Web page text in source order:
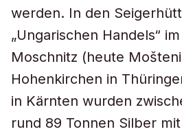
werden. In den
„Ungarischen Handels“
Moschnitz (heute
Hohenkirchen in
in Kärnten wurden
rund 89 Tonnen Silber